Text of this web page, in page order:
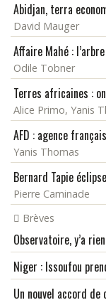
Abidjan, terra
David Mauger
Affaire Mahé :
Odile Tobner
Terres africaines :
Alice Primo, Yanis
AFD : agence
Yanis Thomas
Bernard Tapie
Pierre Caminade
Brèves
Observatoire, y’a
Niger : Issoufou
Un nouvel accord